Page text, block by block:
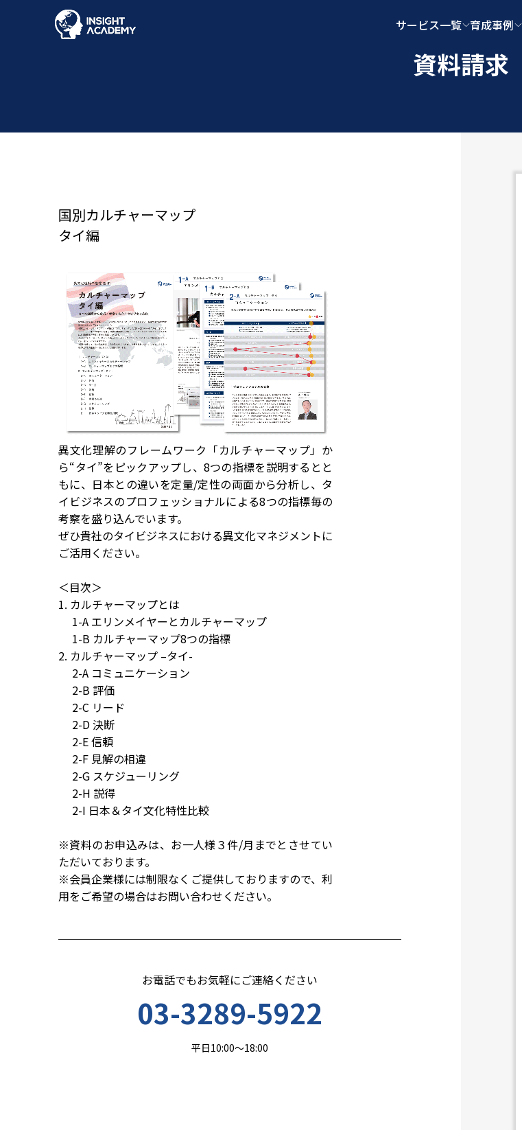
サービス一覧 育成事例
資料請求
国別カルチャーマップ
タイ編
異⽂化理解のフレームワーク「カルチャーマップ」か
ら“タイ”をピックアップし、8つの指標を説明するとと
もに、日本との違いを定量/定性の両面から分析し、タ
イビジネスのプロフェッショナルによる8つの指標毎の
考察を盛り込んでいます。
ぜひ貴社のタイビジネスにおける異文化マネジメントに
ご活用ください。
＜目次＞
1. カルチャーマップとは
1-A エリンメイヤーとカルチャーマップ
1-B カルチャーマップ8つの指標
2. カルチャーマップ –タイ-
2-A コミュニケーション
2-B 評価
2-C リード
2-D 決断
2-E 信頼
2-F 見解の相違
2-G スケジューリング
2-H 説得
2-I 日本＆タイ文化特性比較
※資料のお申込みは、お一人様３件/月までとさせてい
ただいております。
※会員企業様には制限なくご提供しておりますので、利
用をご希望の場合はお問い合わせください。
お電話でもお気軽にご連絡ください
03-3289-5922
平日10:00～18:00